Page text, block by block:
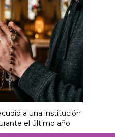
a una institución
el último año